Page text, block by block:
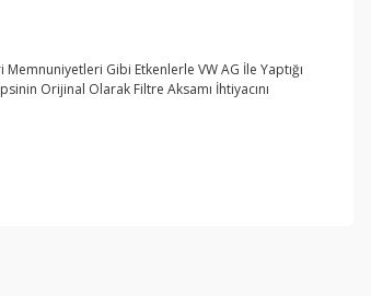
Gibi Etkenlerle VW AG İle Yaptığı
Orijinal Olarak Filtre Aksamı İhtiyacını